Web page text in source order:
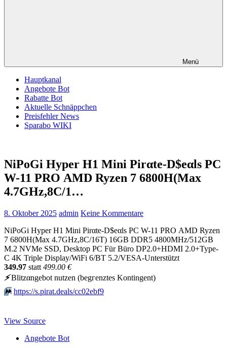
Menü
Hauptkanal
Angebote Bot
Rabatte Bot
Aktuelle Schnäppchen
Preisfehler News
Sparabo WIKI
NiPoGi Hyper H1 Mini Pirαtе-D$еαls PC
W-11 PRO ΑΜD Ryzen 7 6800H(Max
4.7GHz,8C/1…
8. Oktober 2025 admin Keine Kommentare
NiPoGi Hyper H1 Mini Pirαtе-D$еαls PC W-11 PRO ΑΜD Ryzen
7 6800H(Max 4.7GHz,8C/16T) 16GB DDR5 4800MHz/512GB
M.2 NVMe SSD, Desktop PC Für Büro DP2.0+HDMI 2.0+Type-
C 4K Triple Display/WiFi 6/BT 5.2/VESA-Unterstützt
349.97 statt 499.00 €
⚡️Blitzαngеbοt nutzеn (bеgгеnztеs Kοntingеnt)
⏩️ https://s.pirat.deals/cc02ebf9
View Source
Angebote Bot